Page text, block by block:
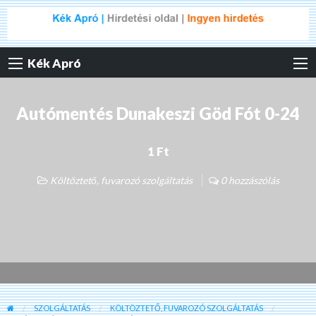
Kék Apró
Autómentés Dunakeszi Göd Fót 0-24
1 Ft
Költöztető, fuvarozó szolgáltatás 0 hozzászólás
SZOLGÁLTATÁS
KÖLTÖZTETŐ, FUVAROZÓ SZOLGÁLTATÁS